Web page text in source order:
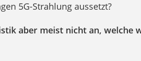
5G-Strahlung aussetzt?
aber meist nicht an, welche